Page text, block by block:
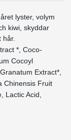
lyster, volym
kiwi, skyddar
*, Coco-
Cocoyl
Extract*,
Chinensis Fruit
Lactic Acid,